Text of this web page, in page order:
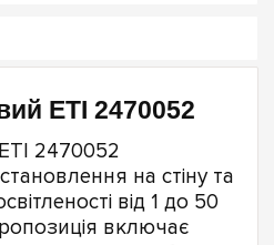
ETI 2470052
2470052
на стіну та
від 1 до 50
включає